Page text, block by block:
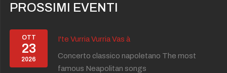
PROSSIMI EVENTI
OTT
23
2026
I'te Vurria Vurria Vas à
Concerto classico napoletano The most
famous Neapolitan songs